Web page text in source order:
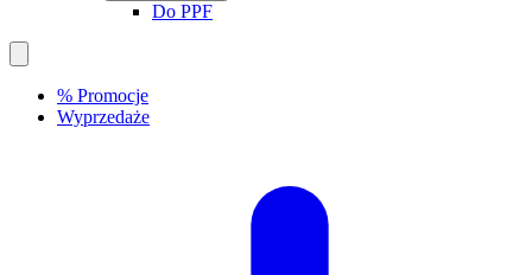
Do PPF
% Promocje
Wyprzedaże